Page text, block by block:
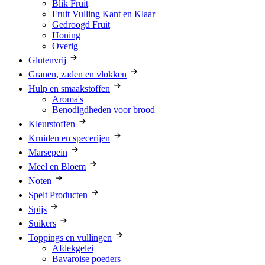
Blik Fruit
Fruit Vulling Kant en Klaar
Gedroogd Fruit
Honing
Overig
Glutenvrij
Granen, zaden en vlokken
Hulp en smaakstoffen
Aroma's
Benodigdheden voor brood
Kleurstoffen
Kruiden en specerijen
Marsepein
Meel en Bloem
Noten
Spelt Producten
Spijs
Suikers
Toppings en vullingen
Afdekgelei
Bavaroise poeders